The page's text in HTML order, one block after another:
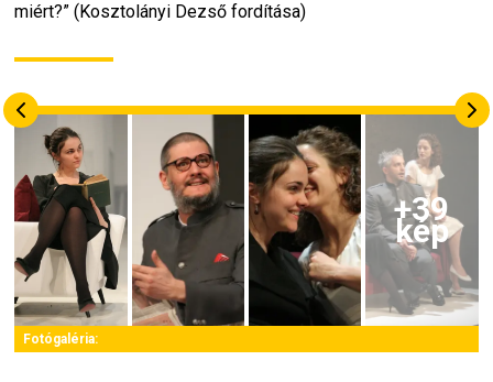
miért?” (Kosztolányi Dezső fordítása)
+39
kép
Fotógaléria: